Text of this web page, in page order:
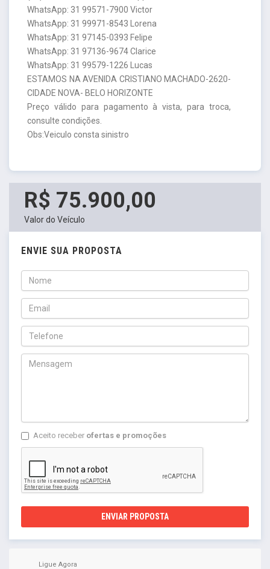
WhatsApp: 31 99571-7900 Victor
WhatsApp: 31 99971-8543 Lorena
WhatsApp: 31 97145-0393 Felipe
WhatsApp: 31 97136-9674 Clarice
WhatsApp: 31 99579-1226 Lucas
ESTAMOS NA AVENIDA CRISTIANO MACHADO-2620-
CIDADE NOVA- BELO HORIZONTE
Preço válido para pagamento à vista, para troca,
consulte condições.
Obs:Veiculo consta sinistro
R$ 75.900,00
Valor do Veículo
ENVIE SUA PROPOSTA
Aceito receber ofertas e promoções
ENVIAR PROPOSTA
Ligue Agora